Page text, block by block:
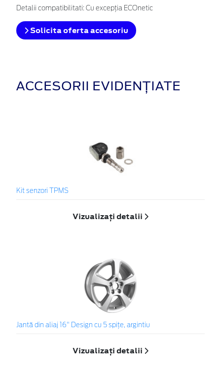
Detalii compatibilitati: Cu excepţia ECOnetic
Solicita oferta accesoriu
ACCESORII EVIDENȚIATE
Kit senzori TPMS
Vizualizați detalii
Jantă din aliaj 16" Design cu 5 spiţe, argintiu
Vizualizați detalii